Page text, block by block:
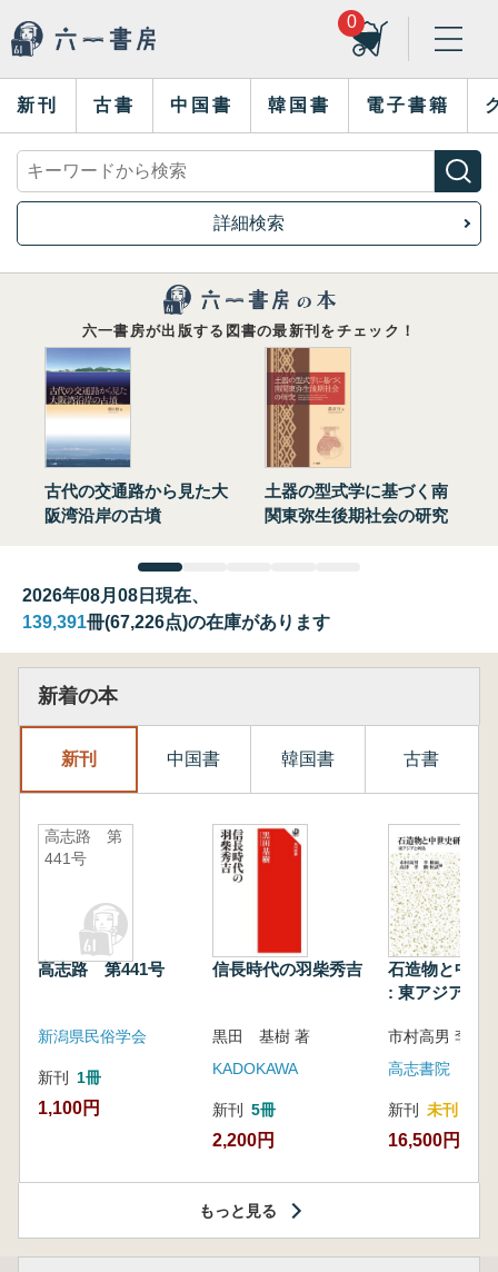
0
新刊 古書 中国書 韓国書 電子書籍
詳細検索
六一書房が出版する図書の最新刊をチェック！
古代の交通路から見た大
阪湾沿岸の古墳
土器の型式学に基づく南
関東弥生後期社会の研究
2026年08月08日現在、
139,391冊(67,226点)の在庫があります
新着の本
新刊 中国書 韓国書 古書
高志路 第
441号
高志路 第441号
新潟県民俗学会
新刊 1冊
1,100円
信長時代の羽柴秀吉
黒田 基樹 著
KADOKAWA
新刊 5冊
2,200円
石造物と中世
: 東アジアと
高志書院
新刊 未刊
16,500円
もっと見る